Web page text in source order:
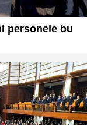
personele bu